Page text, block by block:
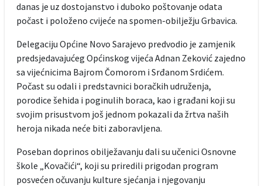
danas je uz dostojanstvo i duboko poštovanje odata
počast i položeno cvijeće na spomen-obilježju Grbavica.
Delegaciju Općine Novo Sarajevo predvodio je zamjenik
predsjedavajućeg Općinskog vijeća Adnan Zeković zajedno
sa vijećnicima Bajrom Čomorom i Srđanom Srdićem.
Počast su odali i predstavnici boračkih udruženja,
porodice šehida i poginulih boraca, kao i građani koji su
svojim prisustvom još jednom pokazali da žrtva naših
heroja nikada neće biti zaboravljena.
Poseban doprinos obilježavanju dali su učenici Osnovne
škole „Kovačići“, koji su priredili prigodan program
posvećen očuvanju kulture sjećanja i njegovanju